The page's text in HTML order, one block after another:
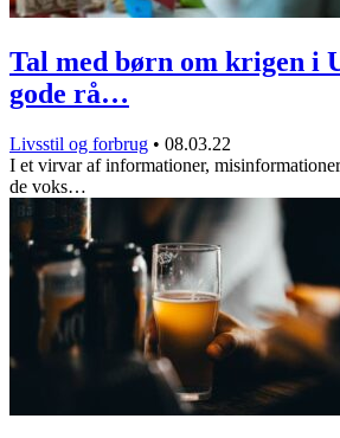
Tal med børn om krigen i
gode rå…
Livsstil og forbrug • 08.03.22
I et virvar af informationer,
de voks…